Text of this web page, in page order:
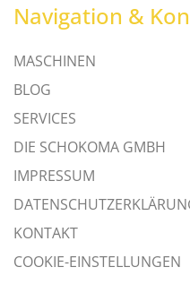
Navigation &
MASCHINEN
BLOG
SERVICES
DIE SCHOKOMA GMBH
IMPRESSUM
KONTAKT
COOKIE-EINSTELLUNGEN